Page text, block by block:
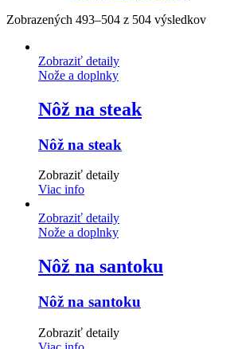
Zobrazených 493–504 z 504 výsledkov
Zobraziť detaily
Nože a doplnky
Nôž na steak
Nôž na steak
Zobraziť detaily
Viac info
Zobraziť detaily
Nože a doplnky
Nôž na santoku
Nôž na santoku
Zobraziť detaily